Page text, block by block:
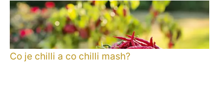
Co je chilli a co chilli mash?